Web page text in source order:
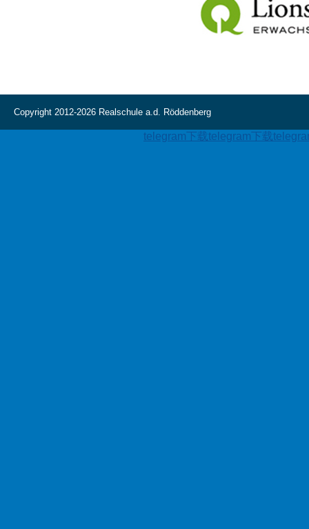
Copyright 2012-2026 Realschule a.d. Röddenberg
telegram下载telegram下载